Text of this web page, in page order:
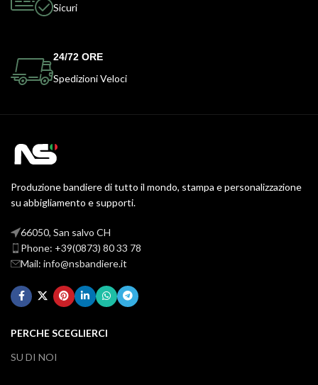
Sicuri
24/72 ORE
Spedizioni Veloci
Produzione bandiere di tutto il mondo, stampa e personalizzazione
su abbigliamento e supporti.
66050, San salvo CH
Phone: +39(0873) 80 33 78
Mail: info@nsbandiere.it
PERCHE SCEGLIERCI
SU DI NOI